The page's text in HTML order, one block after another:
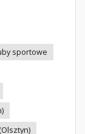
sportowe